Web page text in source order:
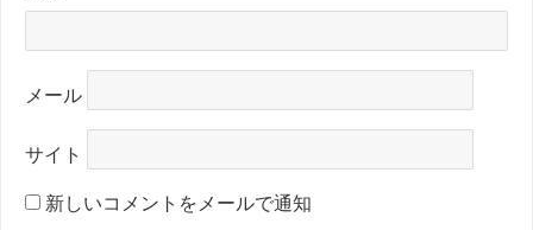
メール
サイト
新しいコメントをメールで通知